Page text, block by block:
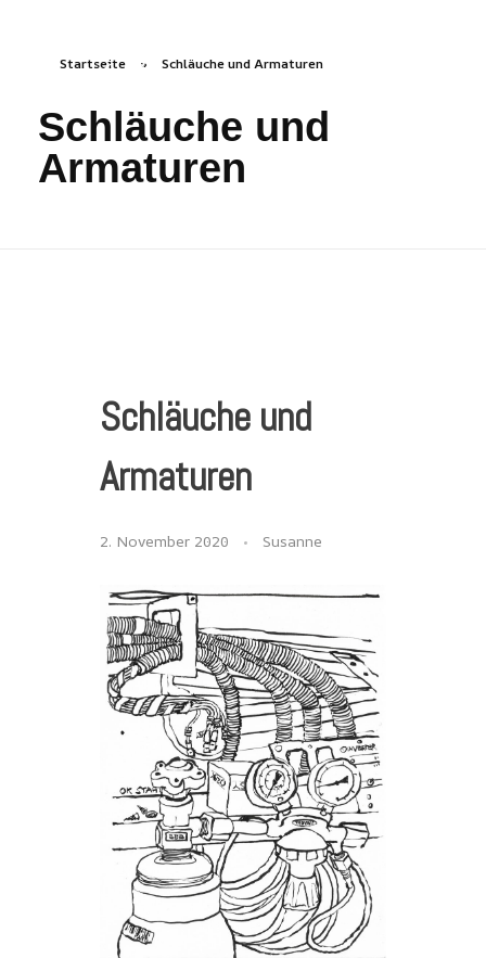
freizeichen.online
Startseite » Schläuche und Armaturen
Schläuche und
Armaturen
Schläuche und
Armaturen
2. November 2020 Susanne